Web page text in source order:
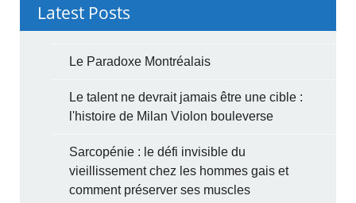
Latest Posts
Le Paradoxe Montréalais
Le talent ne devrait jamais être une cible :
l'histoire de Milan Violon bouleverse
Sarcopénie : le défi invisible du
vieillissement chez les hommes gais et
comment préserver ses muscles